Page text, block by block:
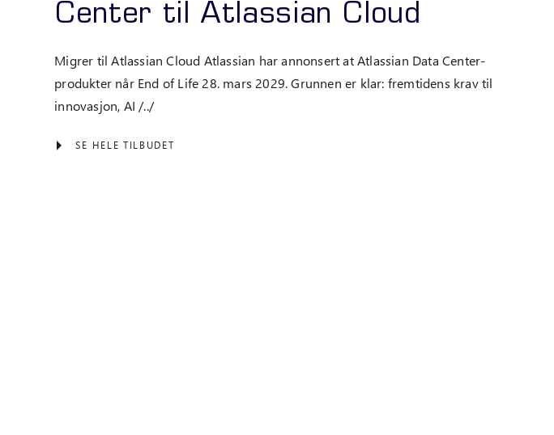
Center til Atlassian Cloud
Migrer til Atlassian Cloud Atlassian har annonsert at Atlassian Data Center-
produkter når End of Life 28. mars 2029. Grunnen er klar: fremtidens krav til
innovasjon, AI /../
SE HELE TILBUDET